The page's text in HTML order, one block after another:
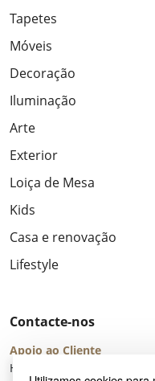
Tapetes
Móveis
Decoração
Iluminação
Arte
Exterior
Loiça de Mesa
Kids
Casa e renovação
Lifestyle
Contacte-nos
Apoio ao Cliente
Horário de Atendimento: